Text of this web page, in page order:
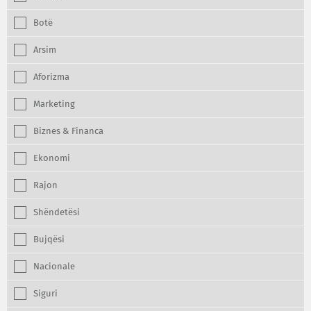
Botë
Arsim
Aforizma
Marketing
Biznes & Financa
Ekonomi
Rajon
Shëndetësi
Bujqësi
Nacionale
Siguri